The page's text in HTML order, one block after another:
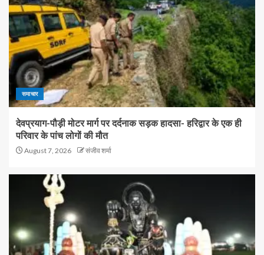
समाचार
देवप्रयाग-पौड़ी मोटर मार्ग पर दर्दनाक सड़क हादसा- हरिद्वार के एक ही
परिवार के पांच लोगों की मौत
August 7, 2026 संजीव शर्मा